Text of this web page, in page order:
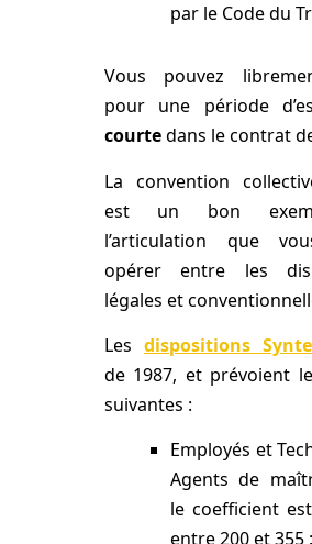
par le Code du
Vous pouvez
pour une période
courtedans le contrat
La convention
est un bon
l’articulation que
opérer entre les
légales et
Les dispositions
de 1987, et prévoient
suivantes :
Employés et
Agents de
le coefficient
entre 200 et 355